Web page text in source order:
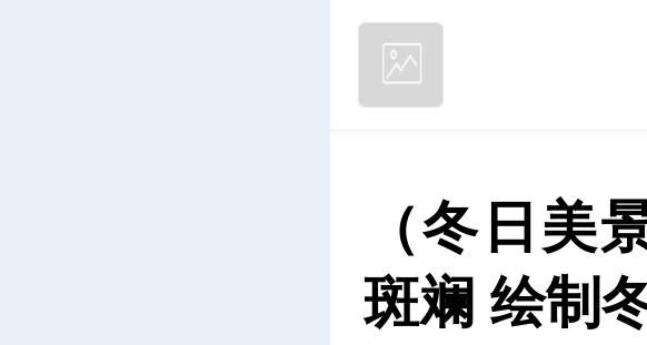
（冬日美
斑斓 绘制